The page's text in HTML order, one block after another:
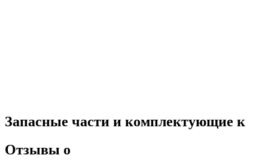
Запасные части и комплектующие к
Отзывы о